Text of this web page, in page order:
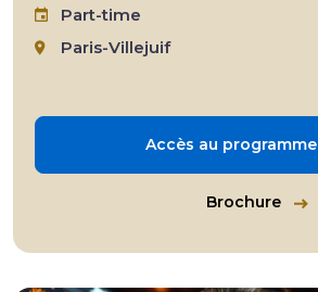
Part-time
Paris-Villejuif
Accès au programme
Brochure